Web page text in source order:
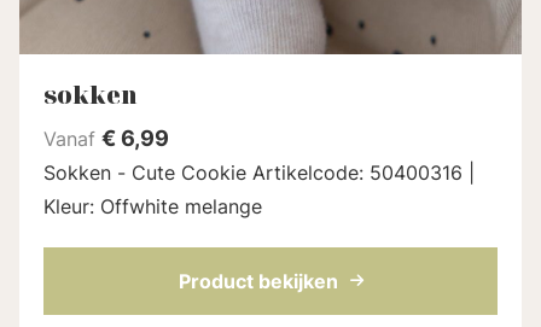
sokken
Vanaf €6,99
Sokken - Cute Cookie Artikelcode: 50400316 |
Kleur: Offwhite melange
Product bekijken